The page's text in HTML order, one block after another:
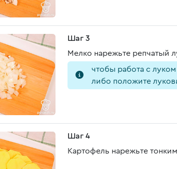
Шаг 3
Мелко нарежьте репчатый
чтобы работа с
либо положите
Шаг 4
Картофель нарежьте